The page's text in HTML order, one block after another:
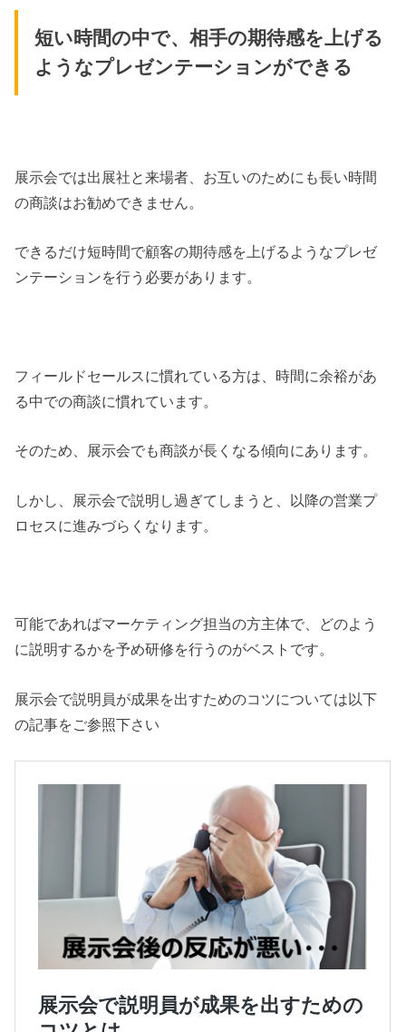
短い時間の中で、相手の期待感を上げる
ようなプレゼンテーションができる
展示会では出展社と来場者、お互いのためにも長い時間
の商談はお勧めできません。
できるだけ短時間で顧客の期待感を上げるようなプレゼ
ンテーションを行う必要があります。
フィールドセールスに慣れている方は、時間に余裕があ
る中での商談に慣れています。
そのため、展示会でも商談が長くなる傾向にあります。
しかし、展示会で説明し過ぎてしまうと、以降の営業プ
ロセスに進みづらくなります。
可能であればマーケティング担当の方主体で、どのよう
に説明するかを予め研修を行うのがベストです。
展示会で説明員が成果を出すためのコツについては以下
の記事をご参照下さい